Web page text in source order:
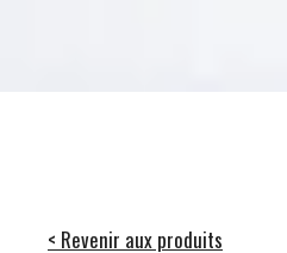
< Revenir aux produits